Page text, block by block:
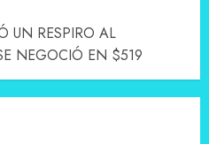
UN RESPIRO AL
NEGOCIÓ EN $519